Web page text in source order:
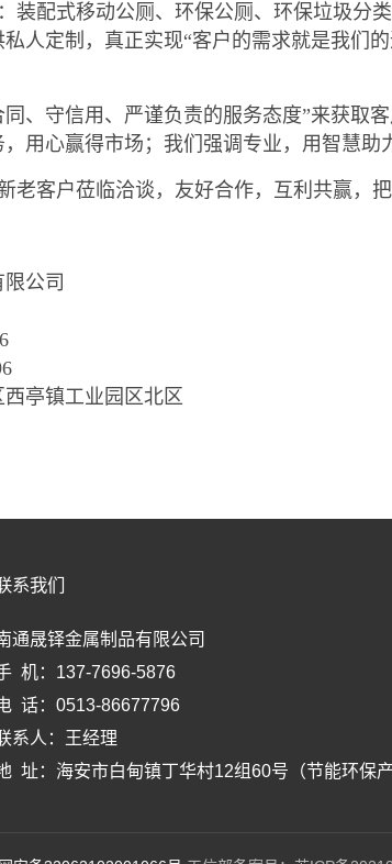
装配式移动公厕、环保公厕、环保垃圾分
人定制，真正实现“客户的需求就是我们
、守信用、严谨负责的服务态度”来获取
用心赢得市场；我们强调专业，用智慧助
老客户莅临洽谈，友好合作，互利共赢，
公司
亭镇工业园区北区
系我们
通晟铎金属制品有限公司
机：137-7696-5876
话：0513-86677796
系人：王经理
址： 海安市白甸镇丁华村12组60号（节能环保产